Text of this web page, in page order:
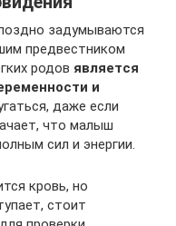
задумываются
предвестником
родов является
и
даже если
что малыш
сил и энергии.
кровь, но
стоит